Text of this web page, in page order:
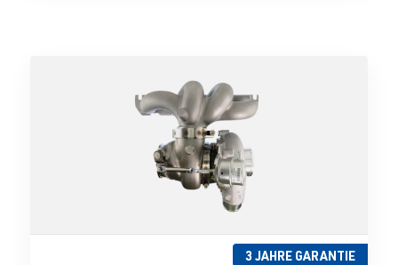
3 JAHRE GARANTIE